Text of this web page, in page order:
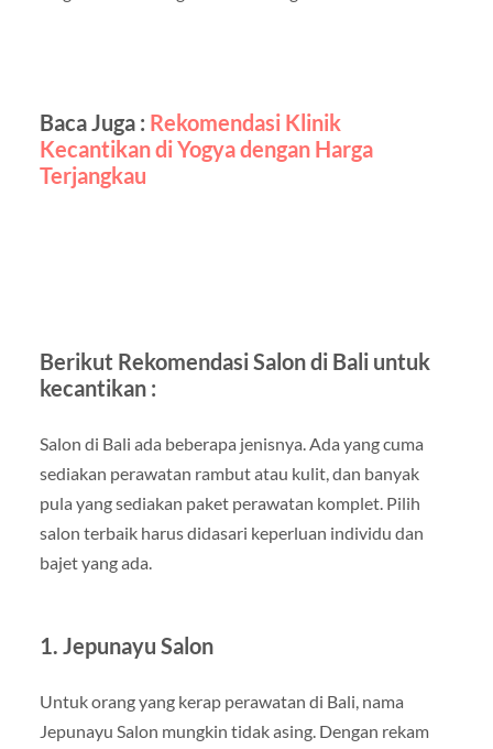
Baca Juga : Rekomendasi Klinik
Kecantikan di Yogya dengan Harga
Terjangkau
Berikut Rekomendasi Salon di Bali untuk
kecantikan :
Salon di Bali ada beberapa jenisnya. Ada yang cuma
sediakan perawatan rambut atau kulit, dan banyak
pula yang sediakan paket perawatan komplet. Pilih
salon terbaik harus didasari keperluan individu dan
bajet yang ada.
1. Jepunayu Salon
Untuk orang yang kerap perawatan di Bali, nama
Jepunayu Salon mungkin tidak asing. Dengan rekam